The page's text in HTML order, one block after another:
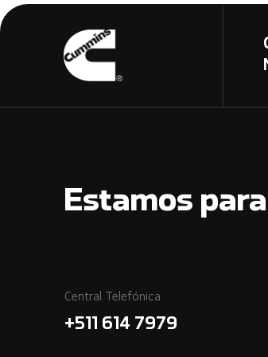
Estamos
Central Telefónica
+511 614 7979